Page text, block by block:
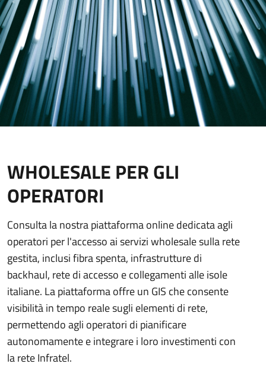
WHOLESALE PER GLI
OPERATORI
Consulta la nostra piattaforma online dedicata agli
operatori per l'accesso ai servizi wholesale sulla rete
gestita, inclusi fibra spenta, infrastrutture di
backhaul, rete di accesso e collegamenti alle isole
italiane. La piattaforma offre un GIS che consente
visibilità in tempo reale sugli elementi di rete,
permettendo agli operatori di pianificare
autonomamente e integrare i loro investimenti con
la rete Infratel.